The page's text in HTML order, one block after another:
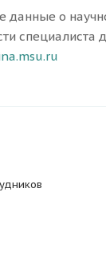
данные о
специалиста